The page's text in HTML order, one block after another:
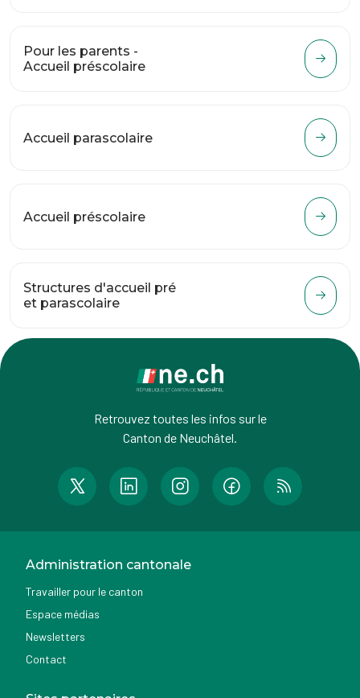
Pour les parents -
Accueil préscolaire
Accueil parascolaire
Accueil préscolaire
Structures d'accueil pré
et parascolaire
Retrouvez toutes les infos sur le
Canton de Neuchâtel.
Administration cantonale
Travailler pour le canton
Espace médias
Newsletters
Contact